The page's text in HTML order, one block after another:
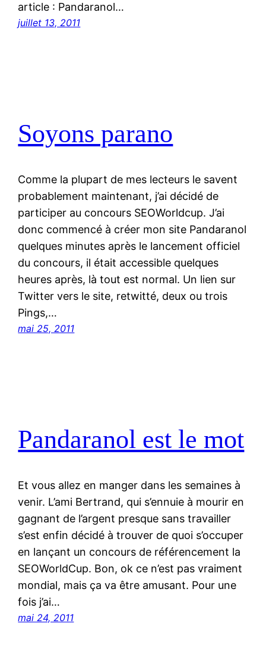
article : Pandaranol…
juillet 13, 2011
Soyons parano
Comme la plupart de mes lecteurs le savent
probablement maintenant, j’ai décidé de
participer au concours SEOWorldcup. J’ai
donc commencé à créer mon site Pandaranol
quelques minutes après le lancement officiel
du concours, il était accessible quelques
heures après, là tout est normal. Un lien sur
Twitter vers le site, retwitté, deux ou trois
Pings,…
mai 25, 2011
Pandaranol est le mot
Et vous allez en manger dans les semaines à
venir. L’ami Bertrand, qui s’ennuie à mourir en
gagnant de l’argent presque sans travailler
s’est enfin décidé à trouver de quoi s’occuper
en lançant un concours de référencement la
SEOWorldCup. Bon, ok ce n’est pas vraiment
mondial, mais ça va être amusant. Pour une
fois j’ai…
mai 24, 2011